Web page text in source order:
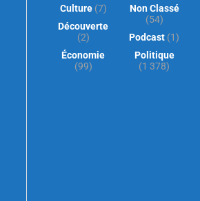
Culture(7)
Découverte
(2)
Économie
(99)
Non Classé
(54)
Podcast (1)
Politique
(1 378)